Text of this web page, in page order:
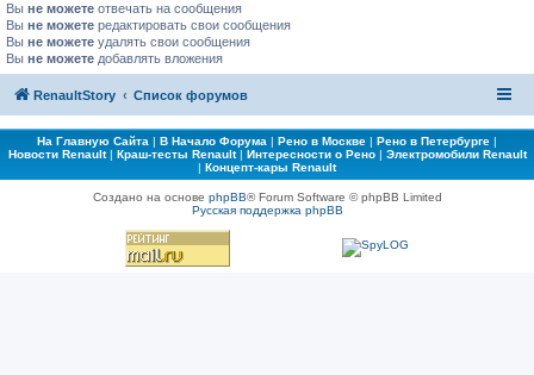
Вы не можете отвечать на сообщения
Вы не можете редактировать свои сообщения
Вы не можете удалять свои сообщения
Вы не можете добавлять вложения
RenaultStory Список форумов
На Главную Сайта | В Начало Форума | Рено в Москве | Рено в Петербурге |
Новости Renault| Краш-тесты Renault| Интересности о Рено| Электромобили Renault
| Концепт-кары Renault
Создано на основе phpBB® Forum Software © phpBB Limited
Русская поддержка phpBB